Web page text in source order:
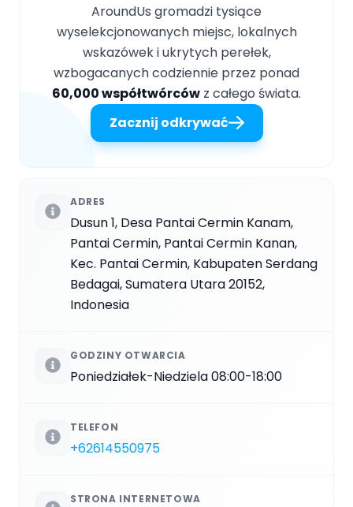
AroundUs gromadzi tysiące
wyselekcjonowanych miejsc, lokalnych
wskazówek i ukrytych perełek,
wzbogacanych codziennie przez ponad
60,000 współtwórców z całego świata.
Zacznij odkrywać
ADRES
Dusun 1, Desa Pantai Cermin Kanam,
Pantai Cermin, Pantai Cermin Kanan,
Kec. Pantai Cermin, Kabupaten Serdang
Bedagai, Sumatera Utara 20152,
Indonesia
GODZINY OTWARCIA
Poniedziałek-Niedziela 08:00-18:00
TELEFON
+62614550975
STRONA INTERNETOWA